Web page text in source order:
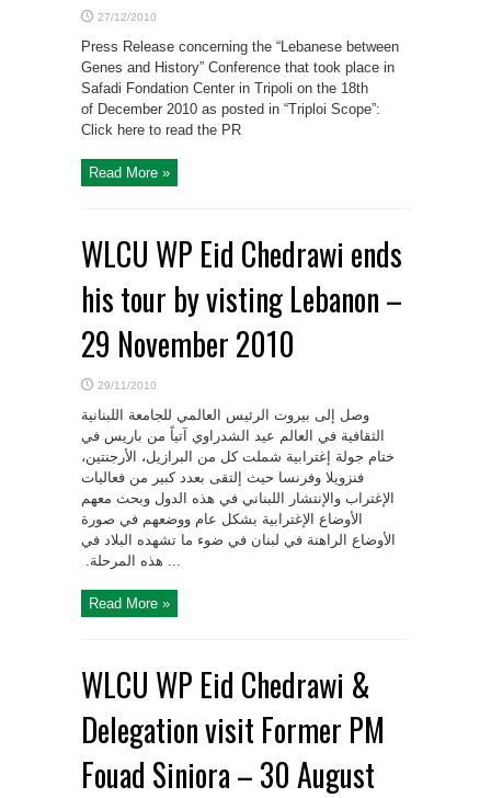
27/12/2010
Press Release concerning the “Lebanese between
Genes and History” Conference that took place in
Safadi Fondation Center in Tripoli on the 18th
of December 2010 as posted in “Triploi Scope”:
Click here to read the PR
Read More »
WLCU WP Eid Chedrawi ends
his tour by visting Lebanon –
29 November 2010
29/11/2010
وصل إلى بيروت الرئيس العالمي للجامعة اللبنانية
الثقافية في العالم عيد الشدراوي آتياً من باريس في
ختام جولة ‏إغترابية شملت كل من البرازيل، الأرجنتين،
فنزويلا وفرنسا حيث إلتقى بعدد كبير من فعاليات
الإغتراب والإنتشار ‏اللبناني في هذه الدول وبحث معهم
الأوضاع الإغترابية بشكل عام ووضعهم في صورة
الأوضاع الراهنة في لبنان ‏في ضوء ما تشهده البلاد في
هذه المرحلة. ‏ ...
Read More »
WLCU WP Eid Chedrawi &
Delegation visit Former PM
Fouad Siniora – 30 August